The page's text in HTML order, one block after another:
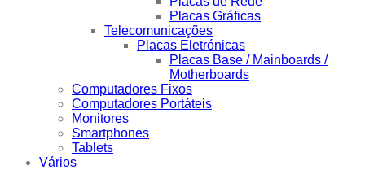
Placas Gráficas
Telecomunicações
Placas Eletrónicas
Placas Base / Mainboards /
Motherboards
Computadores Fixos
Computadores Portáteis
Monitores
Smartphones
Tablets
Vários